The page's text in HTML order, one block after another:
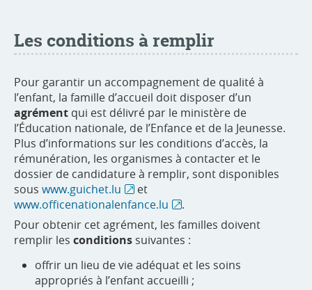
Les conditions à remplir
Pour garantir un accompagnement de qualité à
l’enfant, la famille d’accueil doit disposer d’un
agrément qui est délivré par le ministère de
l’Éducation nationale, de l’Enfance et de la Jeunesse.
Plus d’informations sur les conditions d’accès, la
rémunération, les organismes à contacter et le
dossier de candidature à remplir, sont disponibles
sous www.guichet.lu
et
www.officenationalenfance.lu
.
Pour obtenir cet agrément, les familles doivent
remplir les conditions suivantes :
offrir un lieu de vie adéquat et les soins
appropriés à l’enfant accueilli ;